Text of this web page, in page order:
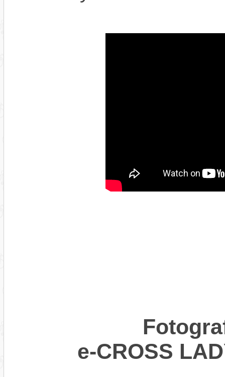
e-CROSS